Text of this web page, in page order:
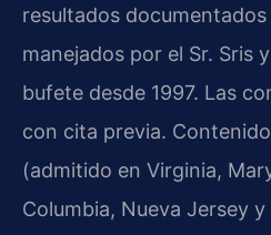
resultados
manejados por el Sr. Sris
bufete desde 1997. Las
con cita previa.
(admitido en Virginia,
Columbia, Nueva Jersey